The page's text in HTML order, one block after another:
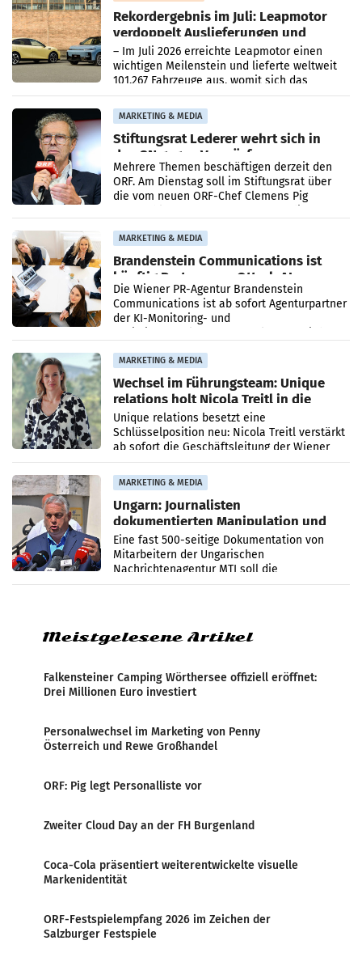
Rekordergebnis im Juli: Leapmotor
verdoppelt Auslieferungen und
überschreitet die 100.000er-Marke
– Im Juli 2026 erreichte Leapmotor einen
wichtigen Meilenstein und lieferte weltweit
101.267 Fahrzeuge aus, womit sich das
Ergebnis gegenüber Juli 2025 mehr als
verdoppelte (+102
MARKETING & MEDIA
Stiftungsrat Lederer wehrt sich in
den SN gegen Vorwürfe
Mehrere Themen beschäftigen derzeit den
ORF. Am Dienstag soll im Stiftungsrat über
die vom neuen ORF-Chef Clemens Pig
MARKETING & MEDIA
Brandenstein Communications ist
künftig Partner von OtterlyAI
Die Wiener PR-Agentur Brandenstein
Communications ist ab sofort Agenturpartner
der KI-Monitoring- und
MARKETING & MEDIA
Wechsel im Führungsteam: Unique
relations holt Nicola Treitl in die
Geschäftsleitung
Unique relations besetzt eine
Schlüsselposition neu: Nicola Treitl verstärkt
ab sofort die Geschäftsleitung der Wiener
PR-Agentur an der Seite von Josef Kalina und
Anna Kalina-Mahr.
MARKETING & MEDIA
Ungarn: Journalisten
dokumentierten Manipulation und
Zensur
Eine fast 500-seitige Dokumentation von
Mitarbeitern der Ungarischen
Nachrichtenagentur MTI soll die
systematische Nachrichten-Manipulation und
Meistgelesene Artikel
Falkensteiner Camping Wörthersee offiziell eröffnet:
Drei Millionen Euro investiert
Personalwechsel im Marketing von Penny
Österreich und Rewe Großhandel
ORF: Pig legt Personalliste vor
Zweiter Cloud Day an der FH Burgenland
Coca-Cola präsentiert weiterentwickelte visuelle
Markenidentität
ORF-Festspielempfang 2026 im Zeichen der
Salzburger Festspiele